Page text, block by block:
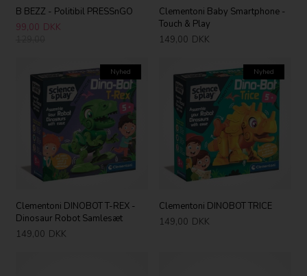
B BEZZ - Politibil PRESSnGO
99,00 DKK
Clementoni Baby Smartphone -
Touch & Play
149,00 DKK
Nyhed
Clementoni DINOBOT T-REX -
Dinosaur Robot Samlesæt
149,00 DKK
Nyhed
Clementoni DINOBOT TRICE
149,00 DKK